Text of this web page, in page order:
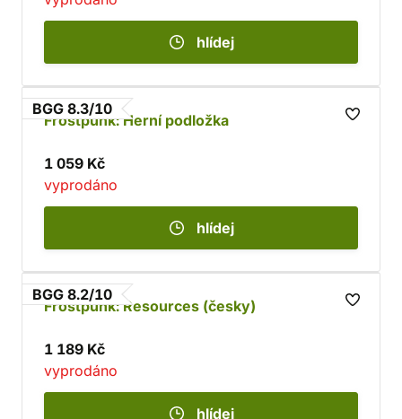
hlídej
BGG 8.3/10
Frostpunk: Herní podložka
1 059 Kč
vyprodáno
hlídej
BGG 8.2/10
Frostpunk: Resources (česky)
1 189 Kč
vyprodáno
hlídej